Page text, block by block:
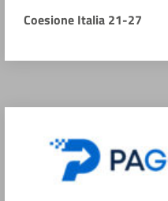
Coesione Italia 21-27